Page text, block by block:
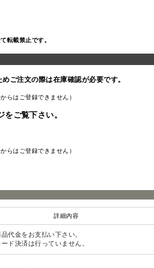
転載禁止です。
ご注文の際は在庫確認が必要です。
らはご登録できません）
ご覧下さい。
らはご登録できません）
内容
代金をお支払い下さい。
ド決済は行っていません。